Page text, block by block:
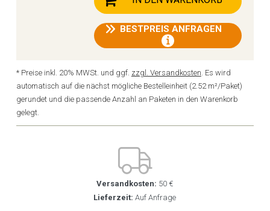
BESTPREIS ANFRAGEN
* Preise inkl. 20% MWSt. und ggf. zzgl. Versandkosten . Es wird
automatisch auf die nächst mögliche Bestelleinheit (2.52 m²/Paket)
gerundet und die passende Anzahl an Paketen in den Warenkorb
gelegt.
Versandkosten: 50 €
Lieferzeit: Auf Anfrage